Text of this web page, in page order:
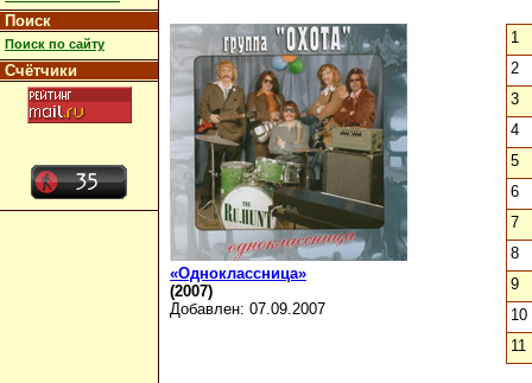
Поиск
Поиск по сайту
Счётчики
«Одноклассница»
(2007)
Добавлен: 07.09.2007
1
2
3
4
5
6
7
8
9
10
11